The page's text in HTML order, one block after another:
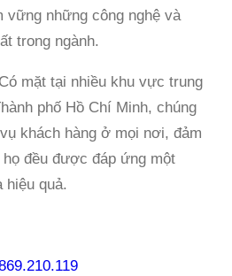
vững những công nghệ và
trong ngành.
Có mặt tại nhiều khu vực trung
phố Hồ Chí Minh, chúng
khách hàng ở mọi nơi, đảm
đều được đáp ứng một
hiệu quả.